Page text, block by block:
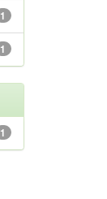
1
1
1